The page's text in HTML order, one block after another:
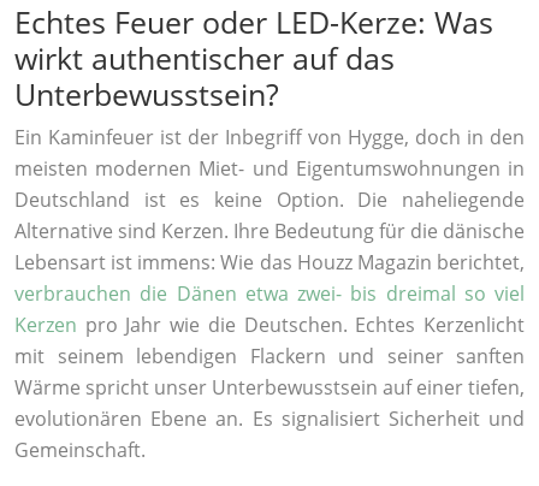
Echtes Feuer oder LED-Kerze: Was
wirkt authentischer auf das
Unterbewusstsein?
Ein Kaminfeuer ist der Inbegriff von Hygge, doch in den
meisten modernen Miet- und Eigentumswohnungen in
Deutschland ist es keine Option. Die naheliegende
Alternative sind Kerzen. Ihre Bedeutung für die dänische
Lebensart ist immens: Wie das Houzz Magazin berichtet,
verbrauchen die Dänen etwa zwei- bis dreimal so viel
Kerzen pro Jahr wie die Deutschen. Echtes Kerzenlicht
mit seinem lebendigen Flackern und seiner sanften
Wärme spricht unser Unterbewusstsein auf einer tiefen,
evolutionären Ebene an. Es signalisiert Sicherheit und
Gemeinschaft.